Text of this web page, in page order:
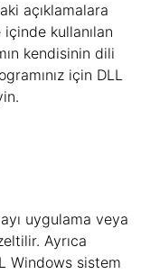
açıklamalara
kullanılan
kendisinin dili
için DLL
uygulama veya
Ayrıca
Windows sistem